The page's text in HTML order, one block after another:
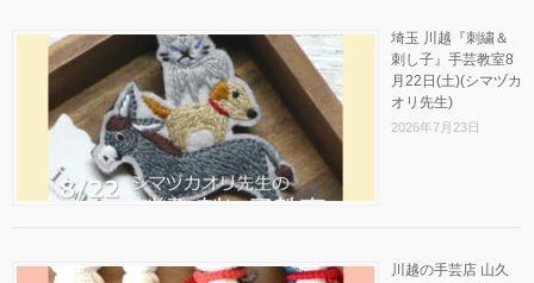
埼玉 川越『刺繍＆
刺し子』手芸教室8
月22日(土)(シマヅカ
オリ先生)
2026年7月23日
川越の手芸店 山久